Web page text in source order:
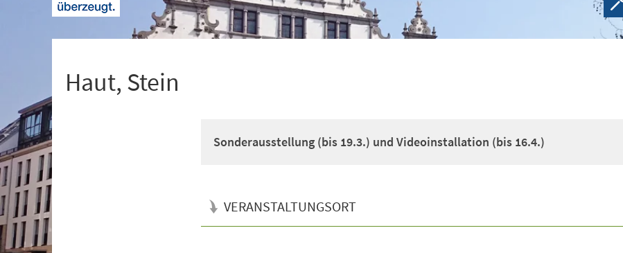
Haut, Stein
Sonderausstellung (bis 19.3.) und Videoinstallation (bis 16.4.)
VERANSTALTUNGSORT